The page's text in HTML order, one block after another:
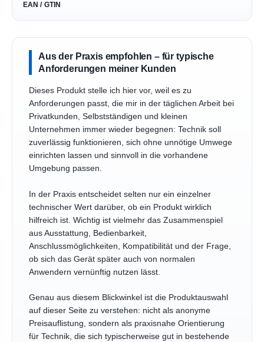
EAN / GTIN
Aus der Praxis empfohlen – für typische
Anforderungen meiner Kunden
Dieses Produkt stelle ich hier vor, weil es zu
Anforderungen passt, die mir in der täglichen Arbeit bei
Privatkunden, Selbstständigen und kleinen
Unternehmen immer wieder begegnen: Technik soll
zuverlässig funktionieren, sich ohne unnötige Umwege
einrichten lassen und sinnvoll in die vorhandene
Umgebung passen.
In der Praxis entscheidet selten nur ein einzelner
technischer Wert darüber, ob ein Produkt wirklich
hilfreich ist. Wichtig ist vielmehr das Zusammenspiel
aus Ausstattung, Bedienbarkeit,
Anschlussmöglichkeiten, Kompatibilität und der Frage,
ob sich das Gerät später auch von normalen
Anwendern vernünftig nutzen lässt.
Genau aus diesem Blickwinkel ist die Produktauswahl
auf dieser Seite zu verstehen: nicht als anonyme
Preisauflistung, sondern als praxisnahe Orientierung
für Technik, die sich typischerweise gut in bestehende